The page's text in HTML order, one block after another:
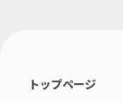
トップページ